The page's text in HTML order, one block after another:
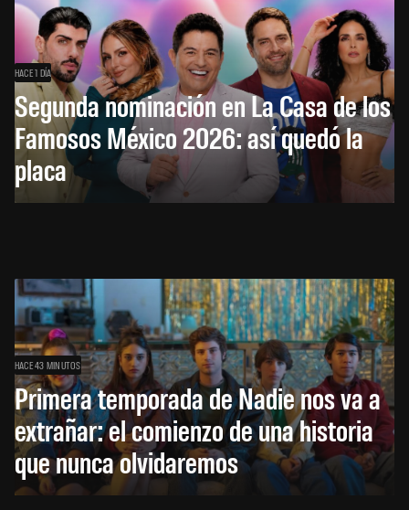
HACE 1 DÍA
Segunda nominación en La Casa de los
Famosos México 2026: así quedó la
placa
HACE 43 MINUTOS
Primera temporada de Nadie nos va a
extrañar: el comienzo de una historia
que nunca olvidaremos